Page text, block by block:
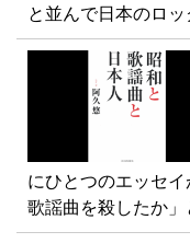
と並んで日本のロ
にひとつのエッセ
歌謡曲を殺したか